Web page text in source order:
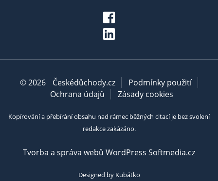
© 2026 Českédůchody.cz
Podmínky použití
Ochrana údajů
Zásady cookies
Kopírování a přebírání obsahu nad rámec běžných citací je bez svolení
redakce zakázáno.
Tvorba a správa webů WordPress Softmedia.cz
Designed by Kubátko